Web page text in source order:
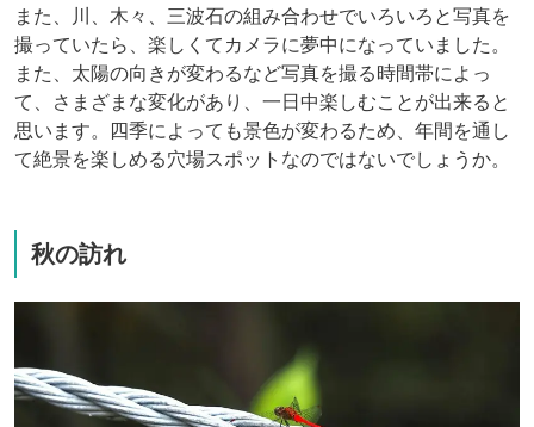
また、川、木々、三波石の組み合わせでいろいろと写真を
撮っていたら、楽しくてカメラに夢中になっていました。
また、太陽の向きが変わるなど写真を撮る時間帯によっ
て、さまざまな変化があり、一日中楽しむことが出来ると
思います。四季によっても景色が変わるため、年間を通し
て絶景を楽しめる穴場スポットなのではないでしょうか。
秋の訪れ